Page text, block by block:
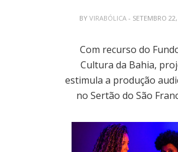
BYVIRABÓLICA- SETEMBRO
Com recurso do
Cultura da Bahia,
estimula a produção
no Sertão do São